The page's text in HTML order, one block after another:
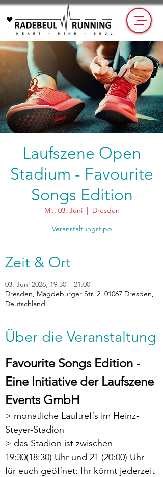
Laufszene Open
Stadium - Favourite
Songs Edition
Mi., 03. Juni
  |
Dresden
Veranstaltungstipp
Zeit & Ort
03. Juni 2026, 19:30 – 21:00
Dresden, Magdeburger Str. 2, 01067 Dresden,
Deutschland
Über die Veranstaltung
Favourite Songs Edition -
Eine Initiative der Laufszene
Events GmbH
> monatliche Lauftreffs im Heinz-
Steyer-Stadion
> das Stadion ist zwischen
19:30(18:30) Uhr und 21 (20:00) Uhr
für euch geöffnet: Ihr könnt jederzeit